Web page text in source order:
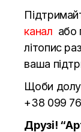
канал або
літопис
ваша
Щоби
+38 099
Друзі!